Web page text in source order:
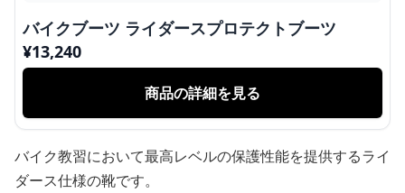
バイクブーツ ライダースプロテクトブーツ
¥13,240
商品の詳細を見る
バイク教習において最高レベルの保護性能を提供するライ
ダース仕様の靴です。